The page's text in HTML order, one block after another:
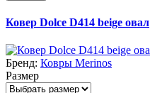
Ковер Dolce D414 beige овал
Бренд: Ковры Merinos
Размер